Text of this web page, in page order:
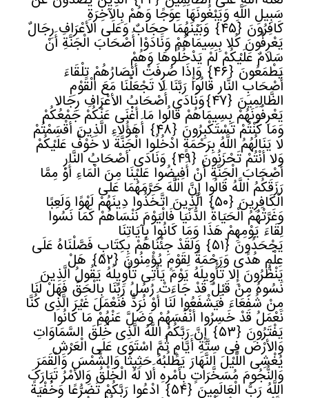
سَبِیلِ اللَّهِ وَیَبْغُونَهَا عِوَجًا وَهُمْ بِالآخِرَةِ
کَافِرُونَ ﴿٤٥﴾ وَبَیْنَهُمَا حِجَابٌ وَعَلَى الأعْرَافِ رِجَالٌ
یَعْرِفُونَ کُلا بِسِیمَاهُمْ وَنَادَوْا أَصْحَابَ الْجَنَّةِ أَنْ
سَلامٌ عَلَیْکُمْ لَمْ یَدْخُلُوهَا وَهُمْ
یَطْمَعُونَ﴿٤٦﴾ وَإِذَا صُرِفَتْ أَبْصَارُهُمْ تِلْقَاءَ
أَصْحَابِ النَّارِ قَالُوا رَبَّنَا لا تَجْعَلْنَا مَعَ الْقَوْمِ
الظَّالِمِینَ ﴿٤٧﴾ وَنَادَى أَصْحَابُ الأعْرَافِ رِجَالا
یَعْرِفُونَهُمْ بِسِیمَاهُمْ قَالُوا مَا أَغْنَى عَنْکُمْ جَمْعُکُمْ
وَمَا کُنْتُمْ تَسْتَکْبِرُونَ ﴿٤٨﴾ أَهَؤُلاءِ الَّذِینَ أَقْسَمْتُمْ
لا یَنَالُهُمُ اللَّهُ بِرَحْمَةٍ ادْخُلُوا الْجَنَّةَ لا خَوْفٌ عَلَیْکُمْ
وَلا أَنْتُمْ تَحْزَنُونَ ﴿٤٩﴾ وَنَادَى أَصْحَابُ النَّارِ
أَصْحَابَ الْجَنَّةِ أَنْ أَفِیضُوا عَلَیْنَا مِنَ الْمَاءِ أَوْ مِمَّا
رَزَقَکُمُ اللَّهُ قَالُوا إِنَّ اللَّهَ حَرَّمَهُمَا عَلَى
الْکَافِرِینَ﴿٥٠﴾ الَّذِینَ اتَّخَذُوا دِینَهُمْ لَهْوًا وَلَعِبًا
وَغَرَّتْهُمُ الْحَیَاةُ الدُّنْیَا فَالْیَوْمَ نَنْسَاهُمْ کَمَا نَسُوا
لِقَاءَ یَوْمِهِمْ هَذَا وَمَا کَانُوا بِآیَاتِنَا
یَجْحَدُونَ ﴿٥١﴾ وَلَقَدْ جِئْنَاهُمْ بِکِتَابٍ فَصَّلْنَاهُ عَلَى
عِلْمٍ هُدًى وَرَحْمَةً لِقَوْمٍ یُؤْمِنُونَ﴿٥٢﴾ هَلْ
یَنْظُرُونَ إِلا تَأْوِیلَهُ یَوْمَ یَأْتِی تَأْوِیلُهُ یَقُولُ الَّذِینَ
نَسُوهُ مِنْ قَبْلُ قَدْ جَاءَتْ رُسُلُ رَبِّنَا بِالْحَقِّ فَهَلْ لَنَا
مِنْ شُفَعَاءَ فَیَشْفَعُوا لَنَا أَوْ نُرَدُّ فَنَعْمَلَ غَیْرَ الَّذِی کُنَّا
نَعْمَلُ قَدْ خَسِرُوا أَنْفُسَهُمْ وَضَلَّ عَنْهُمْ مَا کَانُوا
یَفْتَرُونَ ﴿٥٣﴾ إِنَّ رَبَّکُمُ اللَّهُ الَّذِی خَلَقَ السَّمَاوَاتِ
وَالأرْضَ فِی سِتَّةِ أَیَّامٍ ثُمَّ اسْتَوَى عَلَى الْعَرْشِ
یُغْشِی اللَّیْلَ النَّهَارَ یَطْلُبُهُ حَثِیثًا وَالشَّمْسَ وَالْقَمَرَ
وَالنُّجُومَ مُسَخَّرَاتٍ بِأَمْرِهِ أَلا لَهُ الْخَلْقُ وَالأمْرُ تَبَارَکَ
اللَّهُ رَبُّ الْعَالَمِینَ﴿٥٤﴾ ادْعُوا رَبَّکُمْ تَضَرُّعًا وَخُفْیَةً